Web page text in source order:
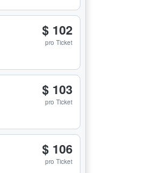
$ 102
pro Ticket
$ 103
pro Ticket
$ 106
pro Ticket